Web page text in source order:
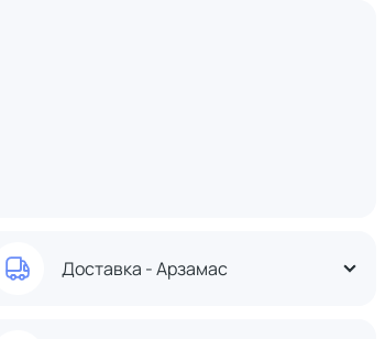
Доставка - Арзамас